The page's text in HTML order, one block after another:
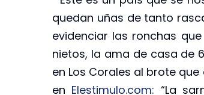
quedan uñas de tanto
evidenciar las ronchas
nietos, la ama de casa de
en Los Corales al brote
en Elestimulo.com: “La